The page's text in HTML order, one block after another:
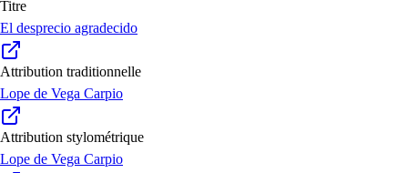
Titre
El desprecio agradecido
Attribution traditionnelle
Lope de Vega Carpio
Attribution stylométrique
Lope de Vega Carpio